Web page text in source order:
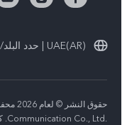
UAE(AR) | حدد البلد/المنطقة
Communication Co., Ltd.‎. كل الحقوق محفوظة.